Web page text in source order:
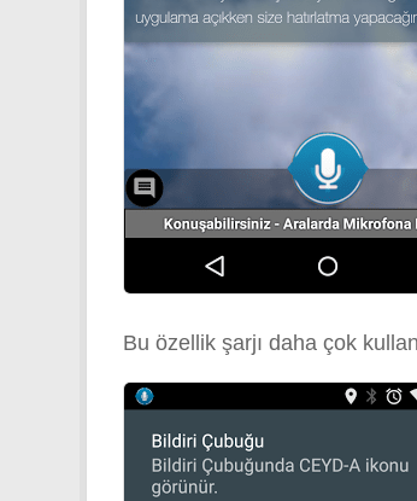
Bu özellik şarjı daha çok